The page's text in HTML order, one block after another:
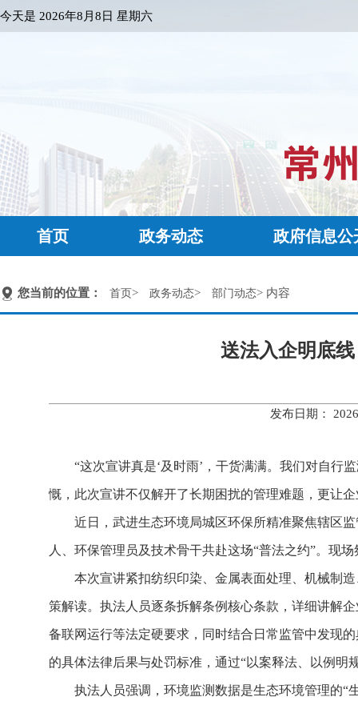
今天是 2026年8月8日 星期六
首页 政务动态 政府信息公
您当前的位置： 首页> 政务动态> 部门动态> 内容
送法入企明底
发布日期：
“这次宣讲真是‘及时雨’，干货满满。我们对自行
慨，此次宣讲不仅解开了长期困扰的管理难题，更让
近日，武进生态环境局城区环保所精准聚焦辖区
人、环保管理员及技术骨干共赴这场“普法之约”。现
本次宣讲紧扣纺织印染、金属表面处理、机械制
策解读。执法人员逐条拆解条例核心条款，详细讲解
备联网运行等法定硬要求，同时结合日常监管中发现
的具体法律后果与处罚标准，通过“以案释法、以例明
执法人员强调，环境监测数据是生态环境管理的“